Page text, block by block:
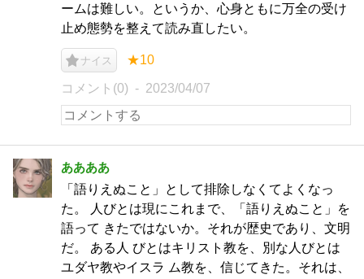
ームは難しい。というか、心身ともに万全の受け
止め態勢を整えて読み直したい。
ナイス ★10
コメント(0) 2023/04/07
ああああ
「語りえぬこと」として排除しなくてよくなっ
た。 人びとは現にこれまで、「語りえぬこと」を
語って きたではないか。それが歴史であり、文明
だ。 ある人 びとはキリスト教を、別な人びとは
ユダヤ教やイスラ ム教を、信じてきた。それは、